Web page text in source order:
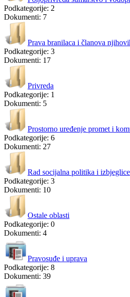
Podkategorije: 2
Dokumenti: 7
Prava branilaca i članova
Podkategorije: 3
Dokumenti: 17
Privreda
Podkategorije: 1
Dokumenti: 5
Prostorno uređenje promet i
Podkategorije: 6
Dokumenti: 27
Rad socijalna politika i izbjeglice
Podkategorije: 3
Dokumenti: 10
Ostale oblasti
Podkategorije: 0
Dokumenti: 4
Pravosuđe i uprava
Podkategorije: 8
Dokumenti: 39